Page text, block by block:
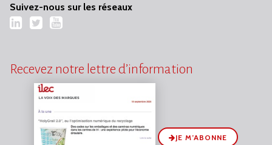
Suivez-nous sur les réseaux
LinkedIn
TwitterYouTube
Recevez notre lettre d’information
JE M’ABONNE